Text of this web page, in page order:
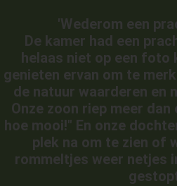
'Wederom een
De kamer had een
helaas niet op een foto
genieten ervan om te
de natuur waarderen en
Onze zoon riep meer
hoe mooi!" En onze
plek na om te zien of
rommeltjes weer netjes